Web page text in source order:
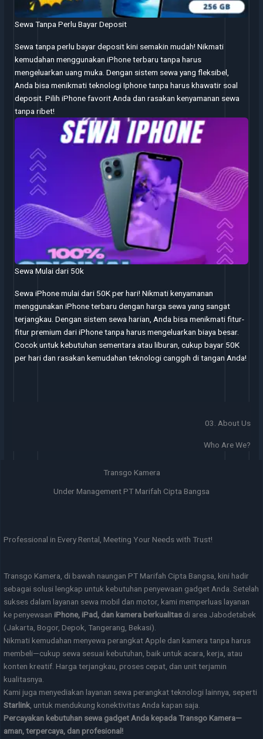
Sewa Tanpa Perlu Bayar Deposit
Sewa tanpa perlu bayar deposit kini semakin mudah! Nikmati
kemudahan menggunakan iPhone terbaru tanpa harus
mengeluarkan uang muka. Dengan sistem sewa yang fleksibel,
Anda bisa menikmati teknologi Iphone tanpa harus khawatir soal
deposit. Pilih iPhone favorit Anda dan rasakan kenyamanan sewa
tanpa ribet!
Sewa Mulai dari 50k
Sewa iPhone mulai dari 50K per hari! Nikmati kenyamanan
menggunakan iPhone terbaru dengan harga sewa yang sangat
terjangkau. Dengan sistem sewa harian, Anda bisa menikmati fitur-
fitur premium dari iPhone tanpa harus mengeluarkan biaya besar.
Cocok untuk kebutuhan sementara atau liburan, cukup bayar 50K
per hari dan rasakan kemudahan teknologi canggih di tangan Anda!
03. About Us
Who Are We?
Transgo Kamera
Under Management PT Marifah Cipta Bangsa
Professional in Every Rental, Meeting Your Needs with Trust!
Transgo Kamera, di bawah naungan PT Marifah Cipta Bangsa, kini hadir
sebagai solusi lengkap untuk kebutuhan penyewaan gadget Anda. Setelah
sukses dalam layanan sewa mobil dan motor, kami memperluas layanan
ke penyewaan iPhone, iPad, dan kamera berkualitas di area Jabodetabek
(Jakarta, Bogor, Depok, Tangerang, Bekasi).
Nikmati kemudahan menyewa perangkat Apple dan kamera tanpa harus
membeli—cukup sewa sesuai kebutuhan, baik untuk acara, kerja, atau
konten kreatif. Harga terjangkau, proses cepat, dan unit terjamin
kualitasnya.
Kami juga menyediakan layanan sewa perangkat teknologi lainnya, seperti
Starlink , untuk mendukung konektivitas Anda kapan saja.
Percayakan kebutuhan sewa gadget Anda kepada Transgo Kamera—
aman, terpercaya, dan profesional!